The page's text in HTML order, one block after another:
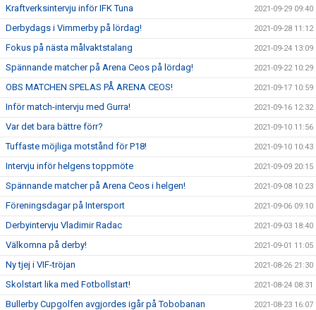
Kraftverksintervju inför IFK Tuna 2021-09-29 09:40
Derbydags i Vimmerby på lördag! 2021-09-28 11:12
Fokus på nästa målvaktstalang 2021-09-24 13:09
Spännande matcher på Arena Ceos på lördag! 2021-09-22 10:29
OBS MATCHEN SPELAS PÅ ARENA CEOS! 2021-09-17 10:59
Inför match-intervju med Gurra! 2021-09-16 12:32
Var det bara bättre förr? 2021-09-10 11:56
Tuffaste möjliga motstånd för P18! 2021-09-10 10:43
Intervju inför helgens toppmöte 2021-09-09 20:15
Spännande matcher på Arena Ceos i helgen! 2021-09-08 10:23
Föreningsdagar på Intersport 2021-09-06 09:10
Derbyintervju Vladimir Radac 2021-09-03 18:40
Välkomna på derby! 2021-09-01 11:05
Ny tjej i VIF-tröjan 2021-08-26 21:30
Skolstart lika med Fotbollstart! 2021-08-24 08:31
Bullerby Cupgolfen avgjordes igår på Tobobanan 2021-08-23 16:07